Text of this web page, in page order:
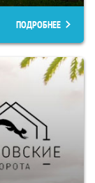
ПОДРОБНЕЕ